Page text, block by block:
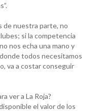
de nuestra parte, no
si la competencia
nos echa una mano y
todos necesitamos
va a costar conseguir
ver a La Roja?
el valor de los